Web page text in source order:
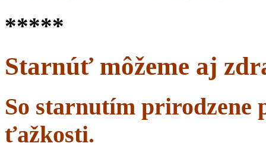
*****
Starnúť môžeme aj
So starnutím prirodzene
ťažkosti.